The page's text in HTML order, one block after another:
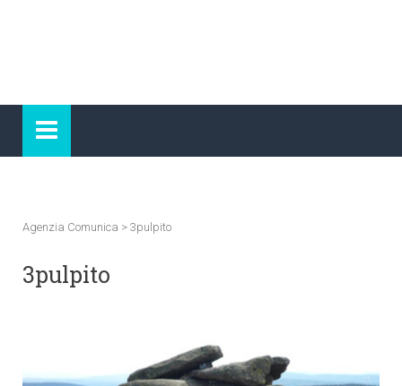
Agenzia Comunica > 3pulpito
3pulpito